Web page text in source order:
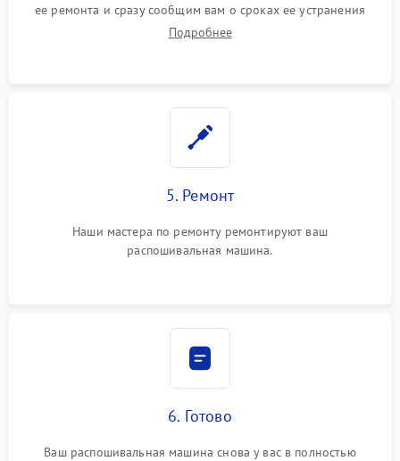
ее ремонта и сразу сообщим вам о сроках ее устранения
Подробнее
5. Ремонт
Наши мастера по ремонту ремонтируют ваш
распошивальная машина.
6. Готово
Ваш распошивальная машина снова у вас в полностью